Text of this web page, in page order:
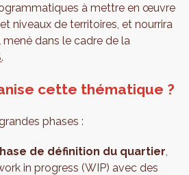
à mettre en œuvre
niveaux de territoires, et nourrira
dans le cadre de la
.
cette thématique ?
phases :
de définition du quartier
in progress (WIP) avec des